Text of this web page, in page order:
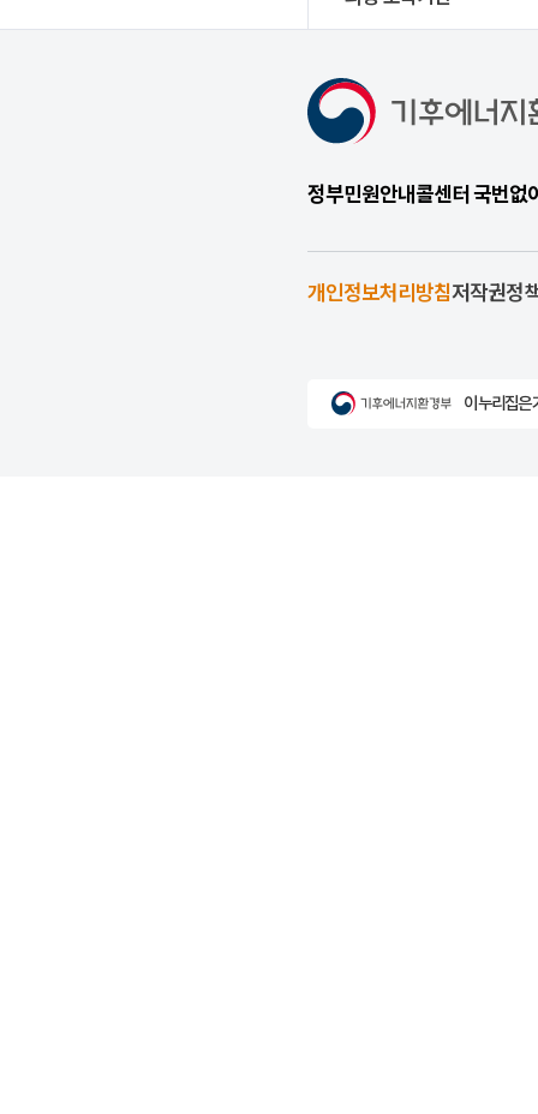
정부민원안내콜센터 국번
개인정보처리방침저작권정
이 누리집은